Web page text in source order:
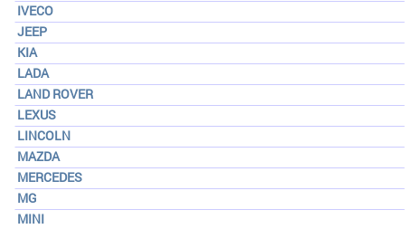
IVECO
JEEP
KIA
LADA
LAND ROVER
LEXUS
LINCOLN
MAZDA
MERCEDES
MG
MINI